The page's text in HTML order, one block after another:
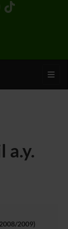
a.y.
2009)